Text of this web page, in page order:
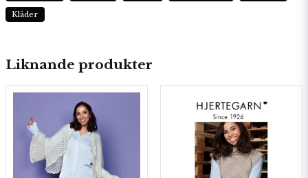
Liknande produkter
Kläder